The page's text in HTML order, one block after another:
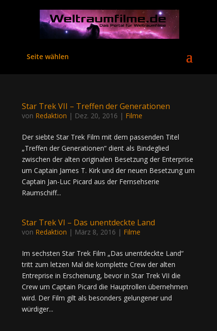
Seite wählen
Star Trek VII – Treffen der Generationen
von Redaktion | Dez. 20, 2016 | Filme
Der siebte Star Trek Film mit dem passenden Titel
„Treffen der Generationen“ dient als Bindeglied
zwischen der alten originalen Besetzung der Enterprise
um Captain James T. Kirk und der neuen Besetzung um
Captain Jan-Luc Picard aus der Fernsehserie
Raumschiff...
Star Trek VI – Das unentdeckte Land
von Redaktion | März 8, 2016 | Filme
Im sechsten Star Trek Film „Das unentdeckte Land“
tritt zum letzen Mal die komplette Crew der alten
Entreprise in Erscheinung, bevor in Star Trek VII die
Crew um Captain Picard die Hauptrollen übernehmen
wird. Der Film gilt als besonders gelungener und
würdiger...